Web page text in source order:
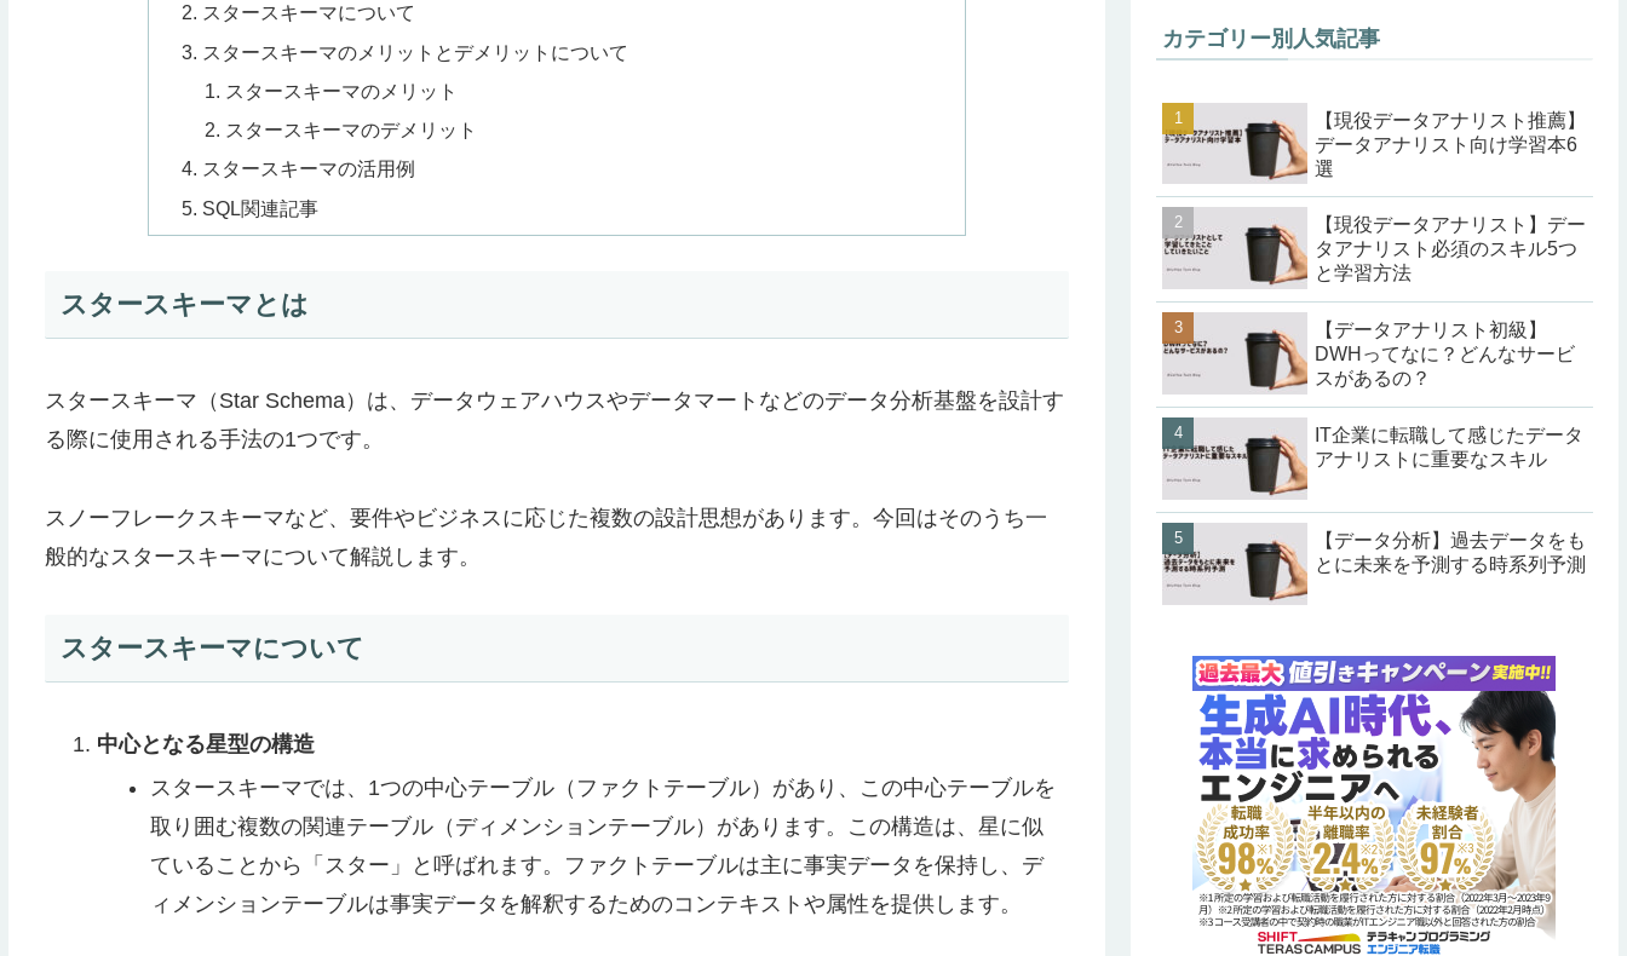
スタースキーマについて
スタースキーマのメリットとデメリットについて
スタースキーマのメリット
スタースキーマのデメリット
スタースキーマの活用例
SQL関連記事
スタースキーマとは
スタースキーマ（Star Schema）は、データウェアハウスやデータマートなどのデータ分析基盤を設計す
る際に使用される手法の1つです。
スノーフレークスキーマなど、要件やビジネスに応じた複数の設計思想があります。今回はそのうち一
般的なスタースキーマについて解説します。
スタースキーマについて
中心となる星型の構造
スタースキーマでは、1つの中心テーブル（ファクトテーブル）があり、この中心テーブルを
取り囲む複数の関連テーブル（ディメンションテーブル）があります。この構造は、星に似
ていることから「スター」と呼ばれます。ファクトテーブルは主に事実データを保持し、デ
ィメンションテーブルは事実データを解釈するためのコンテキストや属性を提供します。
カテゴリー別人気記事
【現役データアナリスト推薦】
データアナリスト向け学習本6
選
【現役データアナリスト】デー
タアナリスト必須のスキル5つ
と学習方法
【データアナリスト初級】
DWHってなに？どんなサービ
スがあるの？
IT企業に転職して感じたデータ
アナリストに重要なスキル
【データ分析】過去データをも
とに未来を予測する時系列予測